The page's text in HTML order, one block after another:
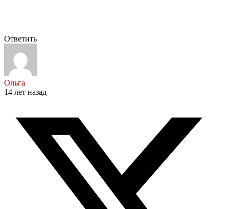
Ответить
Ольга
14 лет назад